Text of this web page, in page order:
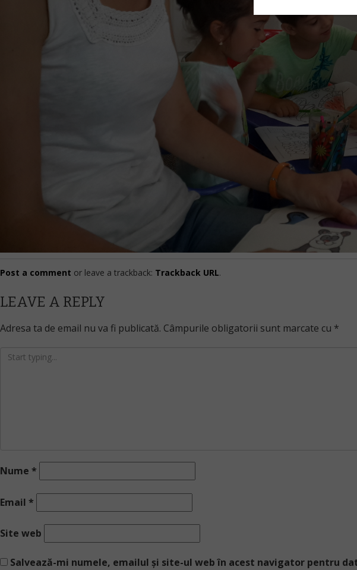
Post a comment or leave a trackback: Trackback URL.
LEAVE A REPLY
Adresa ta de email nu va fi publicată. Câmpurile obligatorii sunt marcate cu *
Nume *
Email *
Site web
Salvează-mi numele, emailul și site-ul web în acest navigator pentru